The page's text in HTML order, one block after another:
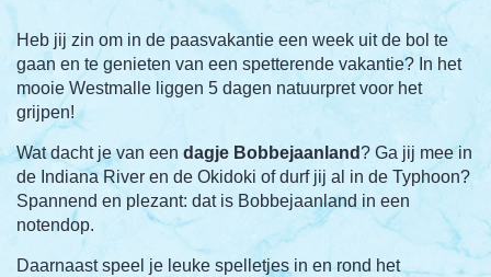
Heb jij zin om in de paasvakantie een week uit de bol te
gaan en te genieten van een spetterende vakantie? In het
mooie Westmalle liggen 5 dagen natuurpret voor het
grijpen!
Wat dacht je van een dagje Bobbejaanland? Ga jij mee in
de Indiana River en de Okidoki of durf jij al in de Typhoon?
Spannend en plezant: dat is Bobbejaanland in een
notendop.
Daarnaast speel je leuke spelletjes in en rond het